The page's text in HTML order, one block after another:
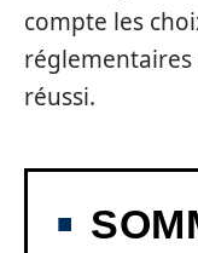
compte les
réussi.